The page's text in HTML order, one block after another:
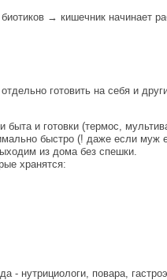
→ кишечник начинает
готовить на себя и
и готовки (термос,
быстро (! даже если муж
из дома без спешки.
хранятся:
повара,